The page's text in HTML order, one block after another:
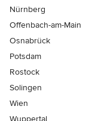
Nürnberg
Offenbach-am-Main
Osnabrück
Potsdam
Rostock
Solingen
Wien